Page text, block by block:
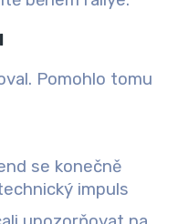
Pomohlo tomu
se konečně
impuls